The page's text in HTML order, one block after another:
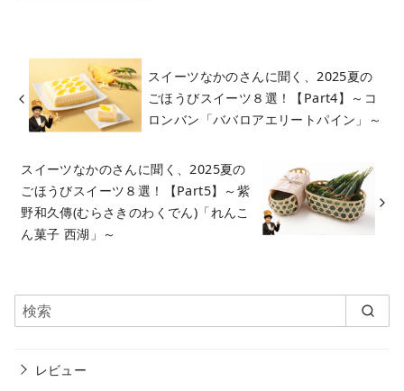
スイーツなかのさんに聞く、2025夏の
ごほうびスイーツ８選！【Part4】～コ
ロンバン「ババロアエリートパイン」～
スイーツなかのさんに聞く、2025夏の
ごほうびスイーツ８選！【Part5】～紫
野和久傳(むらさきのわくでん)「れんこ
ん菓子 西湖」～
レビュー